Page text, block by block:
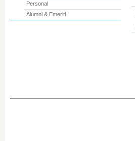
Personal
Alumni & Emeriti